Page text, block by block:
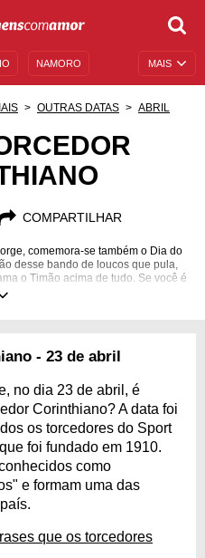
MAIS
NAMORO
DE ANIVERSÁRIO
OUTRAS DATAS ABRIL
COMPARTILHAR
comemora-se também o Dia do
desse bando de loucos que pula,
o Timão acima de tudo. Se você é
os gritos da torcida e confira essas
- 23 de abril
no dia 23 de abril, é
Corinthiano? A data foi
os torcedores do Sport
foi fundado em 1910.
como
e formam uma das
que os torcedores